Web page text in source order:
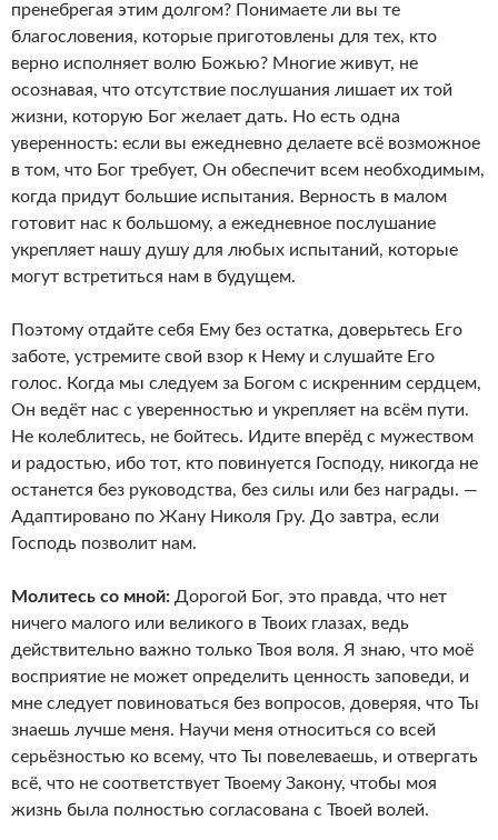
пренебрегая этим долгом? Понимаете ли вы те
благословения, которые приготовлены для тех, кто
верно исполняет волю Божью? Многие живут, не
осознавая, что отсутствие послушания лишает их той
жизни, которую Бог желает дать. Но есть одна
уверенность: если вы ежедневно делаете всё возможное
в том, что Бог требует, Он обеспечит всем необходимым,
когда придут большие испытания. Верность в малом
готовит нас к большому, а ежедневное послушание
укрепляет нашу душу для любых испытаний, которые
могут встретиться нам в будущем.
Поэтому отдайте себя Ему без остатка, доверьтесь Его
заботе, устремите свой взор к Нему и слушайте Его
голос. Когда мы следуем за Богом с искренним сердцем,
Он ведёт нас с уверенностью и укрепляет на всём пути.
Не колеблитесь, не бойтесь. Идите вперёд с мужеством
и радостью, ибо тот, кто повинуется Господу, никогда не
останется без руководства, без силы или без награды. —
Адаптировано по Жану Николя Гру. До завтра, если
Господь позволит нам.
Молитесь со мной: Дорогой Бог, это правда, что нет
ничего малого или великого в Твоих глазах, ведь
действительно важно только Твоя воля. Я знаю, что моё
восприятие не может определить ценность заповеди, и
мне следует повиноваться без вопросов, доверяя, что Ты
знаешь лучше меня. Научи меня относиться со всей
серьёзностью ко всему, что Ты повелеваешь, и отвергать
всё, что не соответствует Твоему Закону, чтобы моя
жизнь была полностью согласована с Твоей волей.